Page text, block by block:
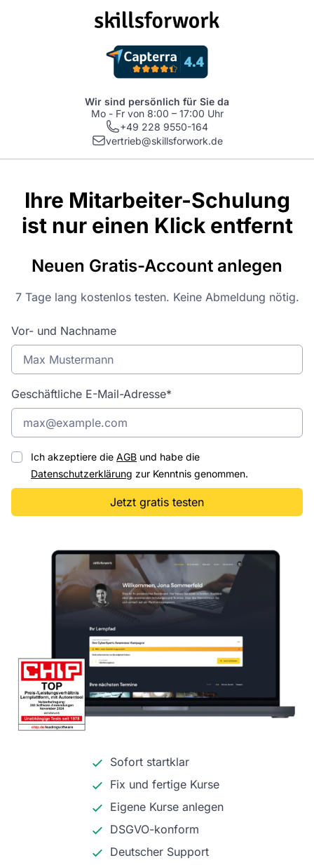
Wir sind persönlich für Sie da
Mo - Fr von 8:00 – 17:00 Uhr
+49 228 9550-164
vertrieb@skillsforwork.de
Ihre Mitarbeiter-Schulung
ist nur einen Klick entfernt
Neuen Gratis-Account anlegen
7 Tage lang kostenlos testen. Keine Abmeldung nötig.
Vor- und Nachname
Geschäftliche E-Mail-Adresse*
Ich akzeptiere die AGB und habe die
Datenschutzerklärung zur Kenntnis genommen.
Jetzt gratis testen
Sofort startklar
Fix und fertige Kurse
Eigene Kurse anlegen
DSGVO-konform
Deutscher Support